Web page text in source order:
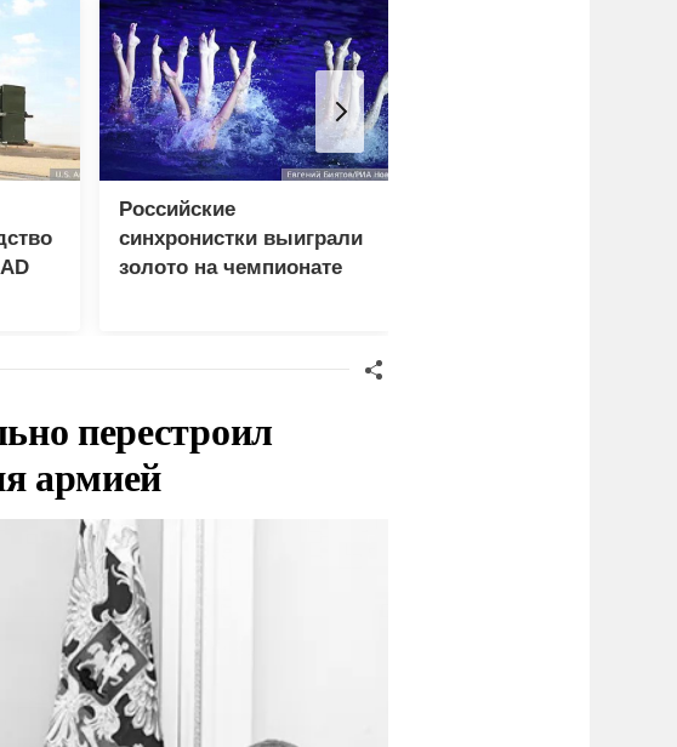
Российские
синхронистки выиграли
золото на чемпионате
перестроил
армией